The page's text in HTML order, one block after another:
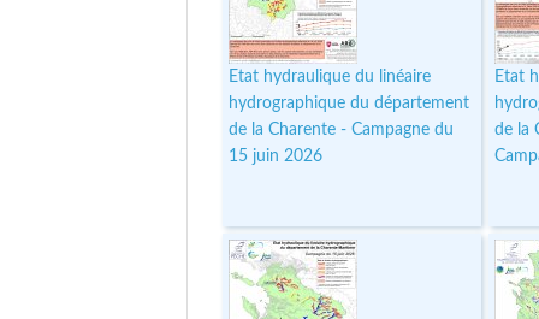
Etat hydraulique du linéaire
hydrographique du département
de la Charente - Campagne du
15 juin 2026
Etat
de la